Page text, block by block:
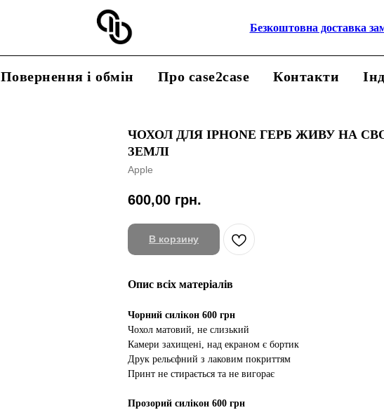
Безкоштовна доставка
Повернення і обмін Про case2case Контакти
ЧОХОЛ ДЛЯ IPHONE ГЕРБ ЖИВУ НА
ЗЕМЛІ
Apple
600,00 грн.
В корзину
Опис всіх матеріалів
Чорний силікон 600 грн
Чохол матовий, не слизький
Камери захищені, над екраном є бортик
Друк рельєфний з лаковим покриттям
Принт не стирається та не вигорає
Прозорий силікон 600 грн